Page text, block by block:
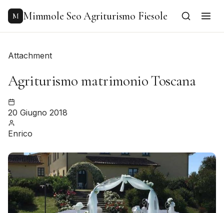
content
M Mimmole Seo Agriturismo Fiesole
Attachment
Agriturismo matrimonio Toscana
20 Giugno 2018
Enrico